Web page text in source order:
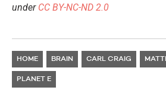
under CC BY-NC-ND 2.0
HOME BRAIN CARL CRAIG
PLANET E